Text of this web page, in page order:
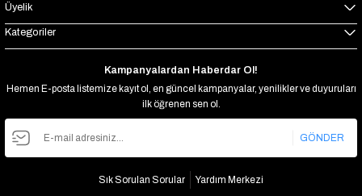
Üyelik
Kategoriler
Kampanyalardan Haberdar Ol!
Hemen E-posta listemize kayıt ol, en güncel kampanyalar, yenilikler ve duyuruları
ilk öğrenen sen ol.
GÖNDER
Sık Sorulan Sorular Yardım Merkezi